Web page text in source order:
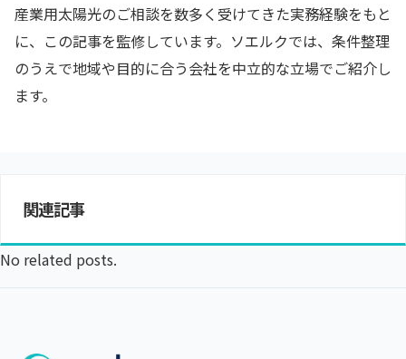
産業用太陽光のご相談を数多く受けてきた実務経験をもと
に、この記事を監修しています。ソエルクでは、条件整理
のうえで地域や目的に合う会社を中立的な立場でご紹介し
ます。
関連記事
No related posts.